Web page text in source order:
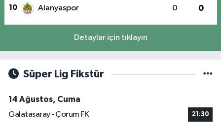
10 Alanyaspor 0 0
Detaylar için tıklayın
Süper Lig Fikstür
14 Ağustos, Cuma
Galatasaray - Çorum FK
21:30